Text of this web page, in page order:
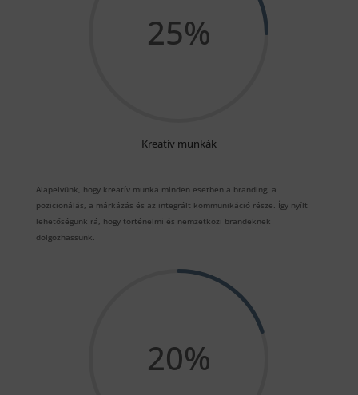
25%
Kreatív munkák
Alapelvünk, hogy kreatív munka minden esetben a branding, a
pozicionálás, a márkázás és az integrált kommunikáció része. Így nyílt
lehetőségünk rá, hogy történelmi és nemzetközi brandeknek
dolgozhassunk.
20%